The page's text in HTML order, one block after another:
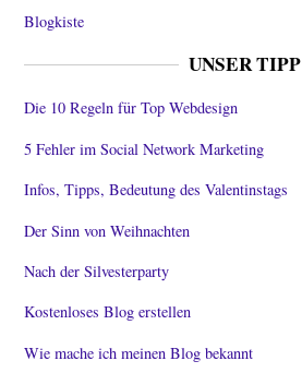
Blogkiste
UNSER TIPP
Die 10 Regeln für Top Webdesign
5 Fehler im Social Network Marketing
Infos, Tipps, Bedeutung des Valentinstags
Der Sinn von Weihnachten
Nach der Silvesterparty
Kostenloses Blog erstellen
Wie mache ich meinen Blog bekannt